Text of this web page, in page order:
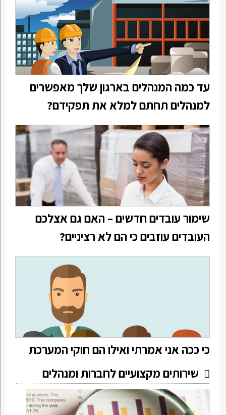
עד כמה המנהלים בארגון שלך מאפשרים
למנהלים תחתם למלא את תפקידם?
שימור עובדים חדשים – האם גם אצלכם
העובדים עוזבים כי הם לא רציניים?
כי ככה אני אמרתי ואילו הם חוקי המערכת
שירותים מקצועיים לחברות ומנהלים